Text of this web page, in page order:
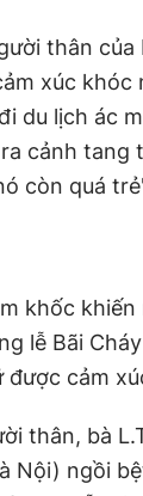
thân của
xúc khóc
du lịch ác
cảnh tang
còn quá
khốc
lễ Bãi
được cảm
thân, bà
Nội) ngồi